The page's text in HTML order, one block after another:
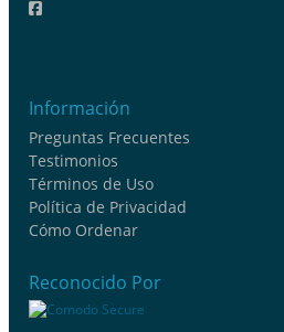
Información
Preguntas Frecuentes
Testimonios
Términos de Uso
Política de Privacidad
Cómo Ordenar
Reconocido Por